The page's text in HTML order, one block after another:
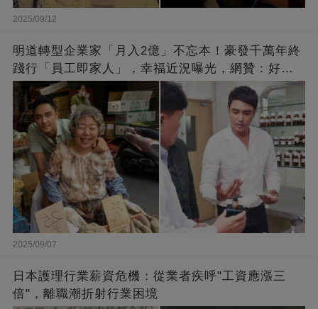
2025/09/12
明道轉型企業家「月入2億」不忘本！豪發千萬年終
踐行「員工即家人」，幸福近況曝光，網贊：好老
闆的福報
2025/09/07
日本護理行業薪資危機：從業者疾呼"工資應漲三
倍"，離職潮折射行業困境